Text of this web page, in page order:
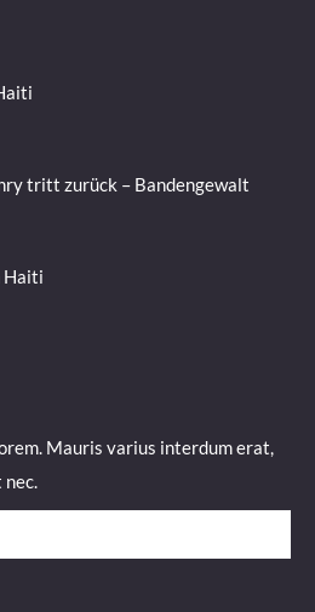
tritt zurück – Bandengewalt
Haiti
Mauris varius interdum erat,